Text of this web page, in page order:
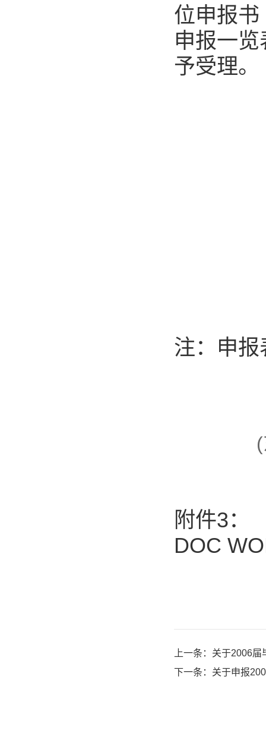
位申报
申报一
予受理。
注：申
附件3：
DOC
上一条： 关于2006届
下一条： 关于申报